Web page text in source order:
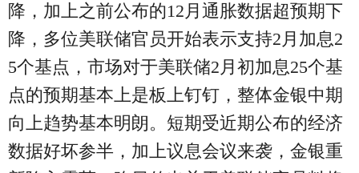
降，加上之前公布的12月通胀数据超预期下
降，多位美联储官员开始表示支持2月加息2
5个基点，市场对于美联储2月初加息25个基
点的预期基本上是板上钉钉，整体金银中期
向上趋势基本明朗。短期受近期公布的经济
数据好坏参半，加上议息会议来袭，金银重